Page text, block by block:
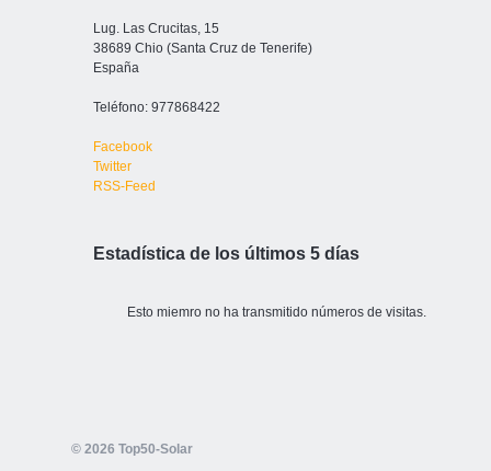
Lug. Las Crucitas, 15
38689 Chio (Santa Cruz de Tenerife)
España
Teléfono: 977868422
Facebook
Twitter
RSS-Feed
Estadística de los últimos 5 días
Esto miemro no ha transmitido números de visitas.
© 2026 Top50-Solar